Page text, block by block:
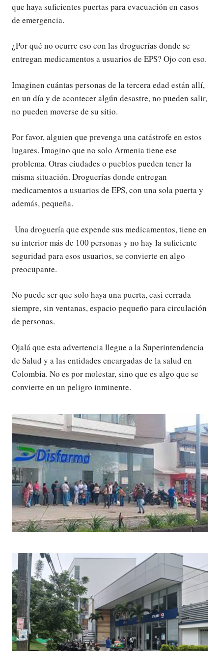
que haya suficientes puertas para evacuación en casos
de emergencia.
¿Por qué no ocurre eso con las droguerías donde se
entregan medicamentos a usuarios de EPS? Ojo con eso.
Imaginen cuántas personas de la tercera edad están allí,
en un día y de acontecer algún desastre, no pueden salir,
no pueden moverse de su sitio.
Por favor, alguien que prevenga una catástrofe en estos
lugares. Imagino que no solo Armenia tiene ese
problema. Otras ciudades o pueblos pueden tener la
misma situación. Droguerías donde entregan
medicamentos a usuarios de EPS, con una sola puerta y
además, pequeña.
Una droguería que expende sus medicamentos, tiene en
su interior más de 100 personas y no hay la suficiente
seguridad para esos usuarios, se convierte en algo
preocupante.
No puede ser que solo haya una puerta, casi cerrada
siempre, sin ventanas, espacio pequeño para circulación
de personas.
Ojalá que esta advertencia llegue a la Superintendencia
de Salud y a las entidades encargadas de la salud en
Colombia. No es por molestar, sino que es algo que se
convierte en un peligro inminente.